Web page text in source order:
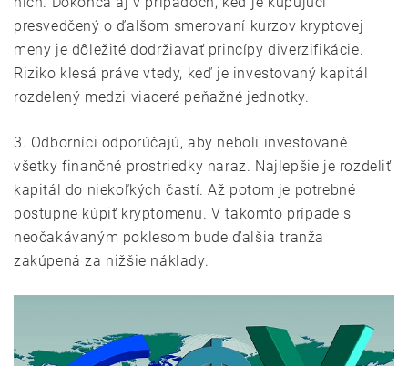
presvedčený o ďalšom smerovaní kurzov kryptovej
meny je dôležité dodržiavať princípy diverzifikácie.
Riziko klesá práve vtedy, keď je investovaný kapitál
rozdelený medzi viaceré peňažné jednotky.
3. Odborníci odporúčajú, aby neboli investované
všetky finančné prostriedky naraz. Najlepšie je rozdeliť
kapitál do niekoľkých častí. Až potom je potrebné
postupne kúpiť kryptomenu. V takomto prípade s
neočakávaným poklesom bude ďalšia tranža
zakúpená za nižšie náklady.